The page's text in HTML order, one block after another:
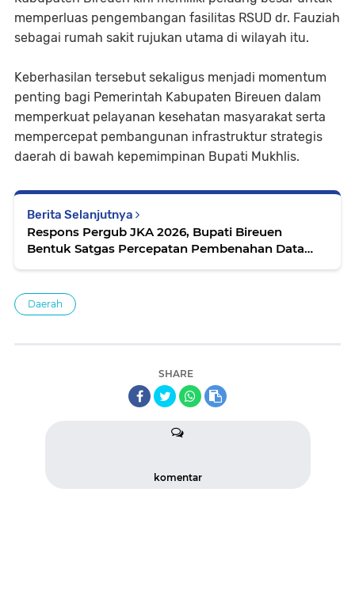
memperluas pengembangan fasilitas RSUD dr. Fauziah
sebagai rumah sakit rujukan utama di wilayah itu.
Keberhasilan tersebut sekaligus menjadi momentum
penting bagi Pemerintah Kabupaten Bireuen dalam
memperkuat pelayanan kesehatan masyarakat serta
mempercepat pembangunan infrastruktur strategis
daerah di bawah kepemimpinan Bupati Mukhlis.
Berita Selanjutnya
Respons Pergub JKA 2026, Bupati Bireuen
Bentuk Satgas Percepatan Pembenahan Data
Daerah
SHARE
komentar